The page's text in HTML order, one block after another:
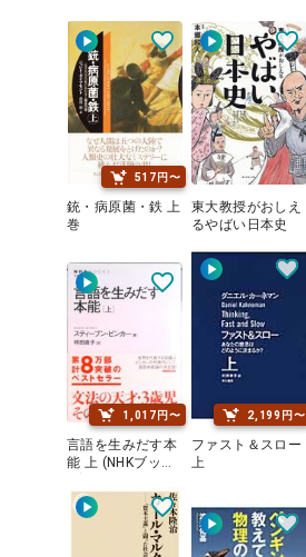
517円〜
銃・病原菌・鉄 上
巻
東大教授がおしえ
るやばい日本史
1,017円〜
言語を生みだす本
能 上 (NHKブック
2,199円〜
ファスト＆スロー
上